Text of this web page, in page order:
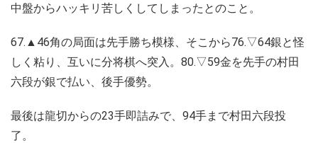
中盤からハッキリ苦しくしてしまったとのこと。
67.▲46角の局面は先手勝ち模様、そこから76.▽64銀と怪
しく粘り、互いに分将棋へ突入。80.▽59金を先手の村田
六段が銀で払い、後手優勢。
最後は龍切からの23手即詰みで、94手まで村田六段投
了。